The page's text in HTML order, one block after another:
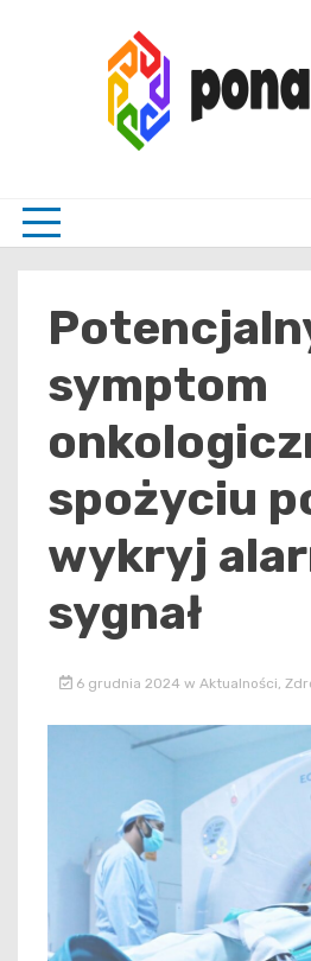
symptom
spożyciu
wykryj
sygnał
6 grudnia 2024 w Aktualności